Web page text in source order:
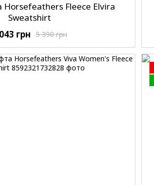
Horsefeathers Fleece Elvira
Sweatshirt
5 390 грн
грн